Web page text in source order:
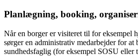
Planlægning, booking,
Når en borger er visiteret til for eksempel
sørger en administrativ medarbejder for
sundhedsfaglig (for eksempel SOSU eller